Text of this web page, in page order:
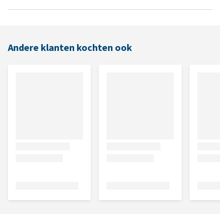
Andere klanten kochten ook